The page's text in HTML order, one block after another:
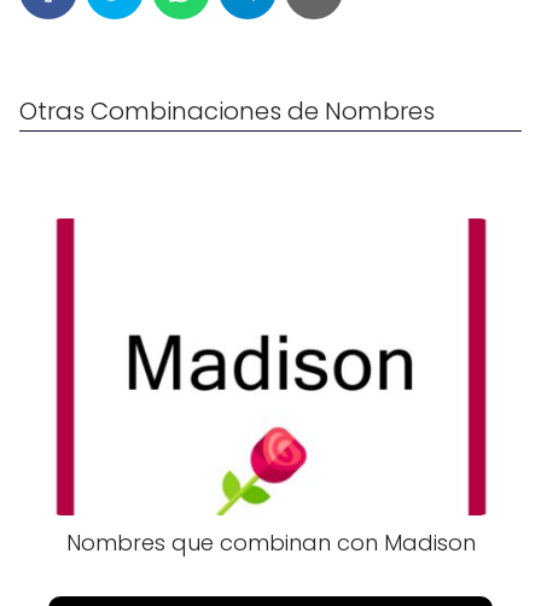
Otras Combinaciones de Nombres
Nombres que combinan con Madison